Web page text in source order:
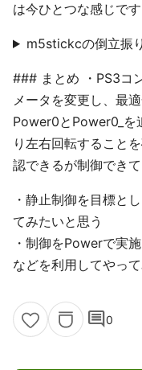
は今ひとつな感じで
m5stickcの倒立振
### まとめ ・PS3コ
メータを変更し、最
Power0とPower0_を
り左右回転すること
認できるが制御できて
・静止制御を目標と
てみたいと思う
・制御をPowerで実
などを利用してやっ
comment0